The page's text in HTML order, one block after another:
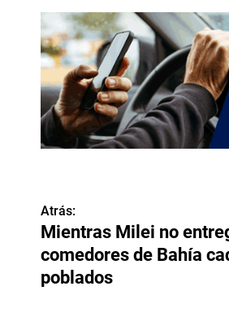
N
a
v
Atrás:
Mientras Milei no
comedores de Bahía
poblados